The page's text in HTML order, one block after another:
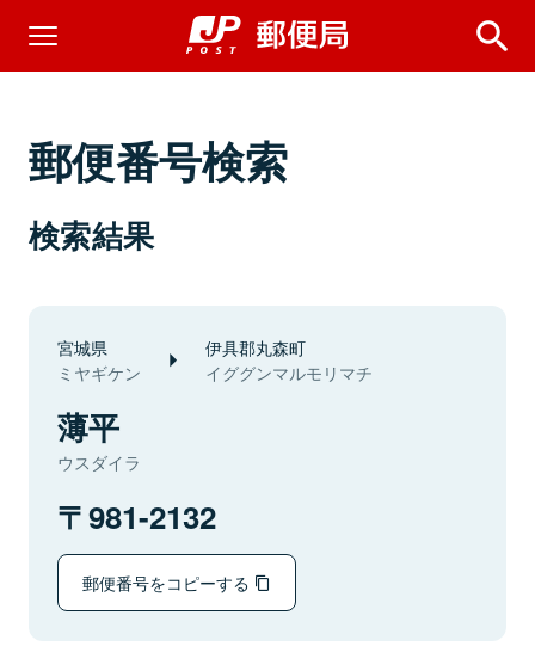
郵便番号検索
検索結果
宮城県
ミヤギケン
伊具郡丸森町
イググンマルモリマチ
薄平
ウスダイラ
981-2132
郵便番号をコピーする